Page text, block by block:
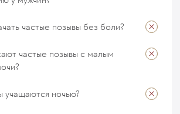
2025
2025
Алексей
частые позывы без боли?
частые позывы с малым
учащаются ночью?